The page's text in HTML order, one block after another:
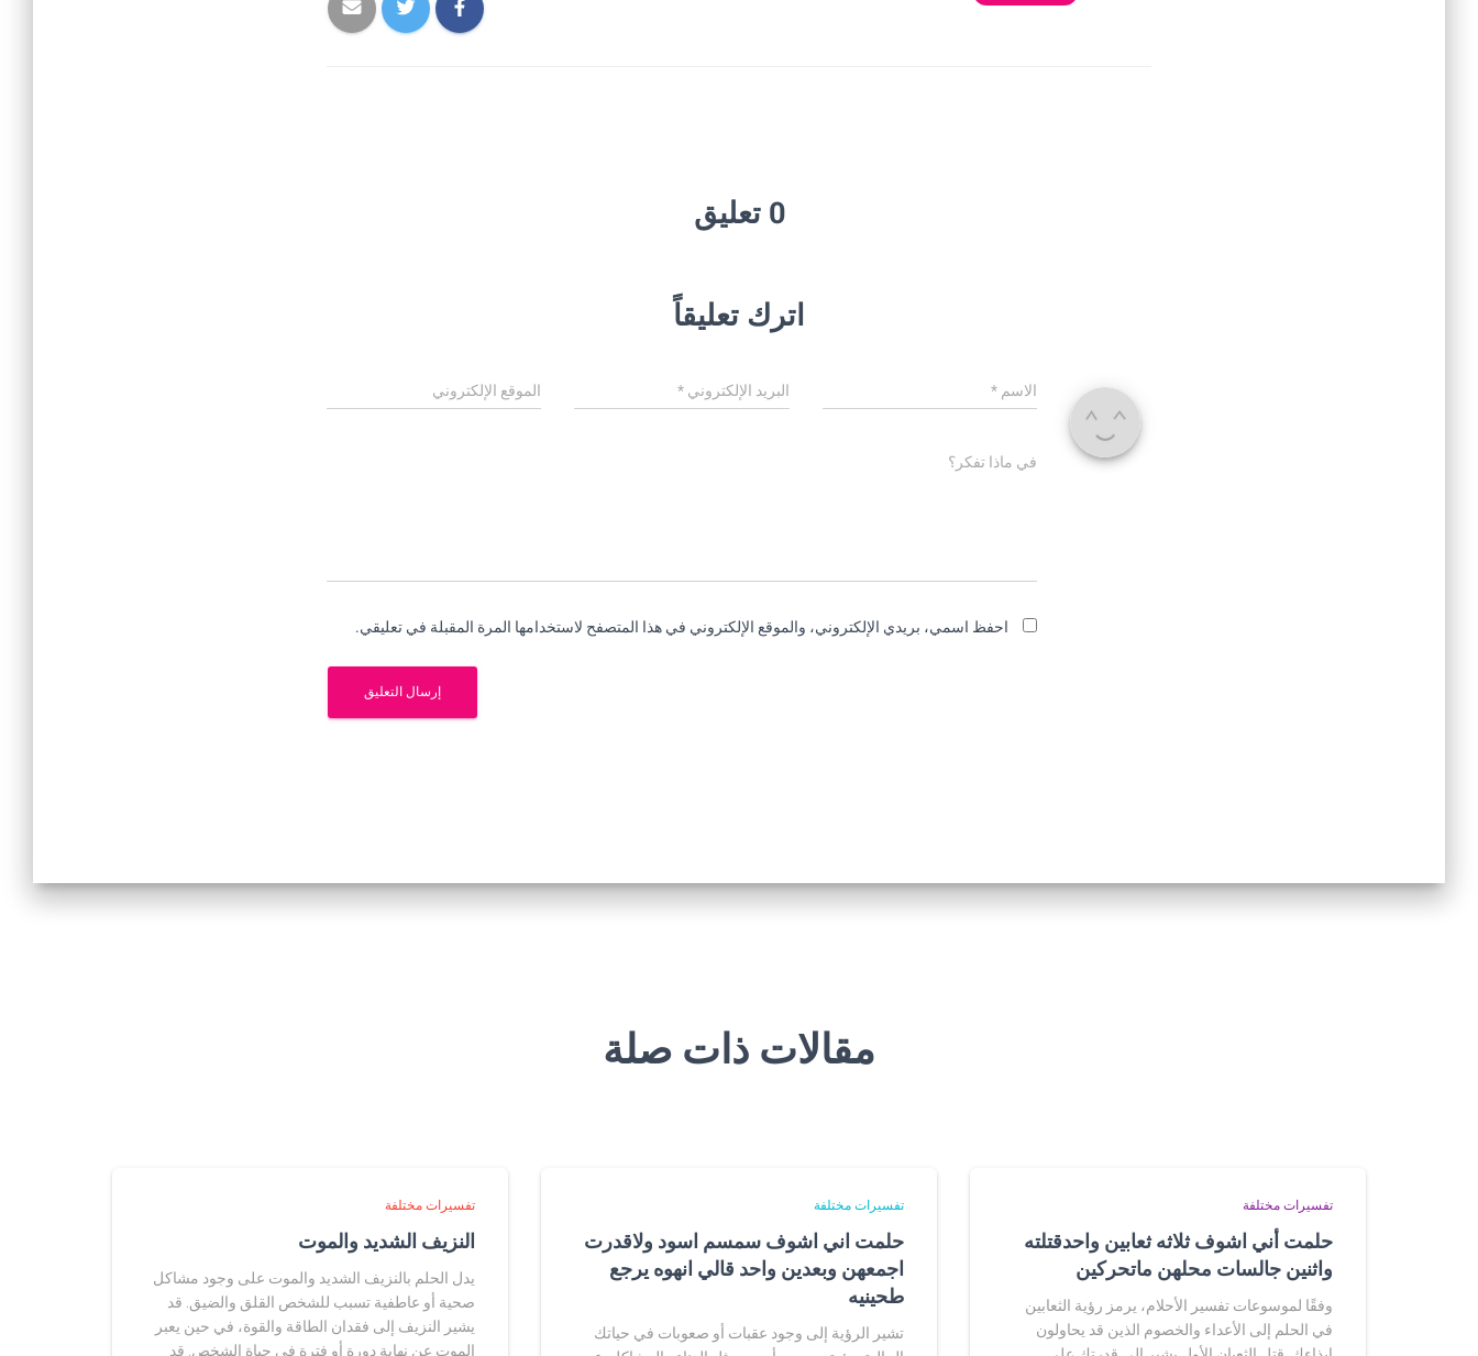
0 تعليق
اترك تعليقاً
الاسم * البريد الإلكتروني* الموقع الإلكتروني
في ماذا تفكر؟
احفظ اسمي، بريدي الإلكتروني، والموقع الإلكتروني في هذا المتصفح لاستخدامها المرة المقبلة في تعليقي.
مقالات ذات صلة
تفسيرات مختلفة
حلمت أني اشوف ثلاثه ثعابين واحدقتلته
واثنين جالسات محلهن ماتحركين
وفقًا لموسوعات تفسير الأحلام، يرمز رؤية الثعابين
في الحلم إلى الأعداء والخصوم الذين قد يحاولون
تفسيرات مختلفة
حلمت اني اشوف سمسم اسود ولاقدرت
اجمعهن وبعدين واحد قالي انهوه يرجع
طحينيه
تشير الرؤية إلى وجود عقبات أو صعوبات في حياتك
تفسيرات مختلفة
النزيف الشديد والموت
يدل الحلم بالنزيف الشديد والموت على وجود مشاكل
صحية أو عاطفية تسبب للشخص القلق والضيق. قد
يشير النزيف إلى فقدان الطاقة والقوة، في حين يعبر
الموت عن نهاية دورة أو فترة في حياة الشخص. قد